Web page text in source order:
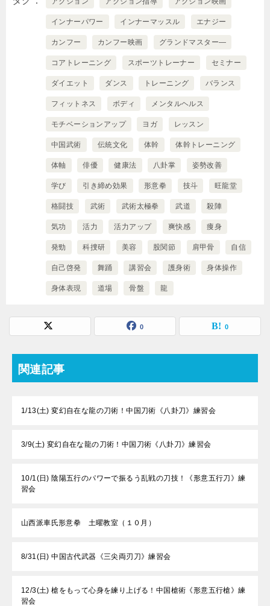
インナーパワー インナーマッスル エナジー
カンフー カンフー映画 グランドマスター―
コアトレーニング スポーツトレーナー セミナー
ダイエット ダンス トレーニング バランス
フィットネス ボディ メンタルヘルス
モチベーションアップ ヨガ レッスン
中国武術 伝統文化 体幹 体幹トレーニング
体軸 俳優 健康法 八卦掌 姿勢改善
学び 引き締め効果 形意拳 技斗 旺龍堂
格闘技 武術 武術太極拳 武道 殺陣
気功 活力 活力アップ 爽快感 痩身
発勁 科捜研 美容 股関節 肩甲骨 自信
自己啓発 舞踊 講習会 護身術 身体操作
身体表現 道場 骨盤 龍
0 0
関連記事
1/13(土) 変幻自在な龍の刀術！中国刀術《八卦刀》練習会
3/9(土) 変幻自在な龍の刀術！中国刀術《八卦刀》練習会
10/1(日) 陰陽五行のパワーで振るう乱戦の刀技！《形意五行刀》練
習会
山西派車氏形意拳 土曜教室（１０月）
8/31(日) 中国古代武器《三尖両刃刀》練習会
12/3(土) 槍をもって心身を練り上げる！中国槍術《形意五行槍》練
習会